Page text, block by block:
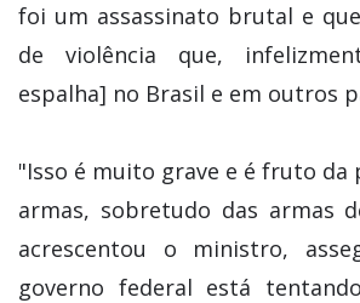
foi um assassinato brutal e
de violência que,
espalha] no Brasil e em outros
"Isso é muito grave e é fruto da
armas, sobretudo das armas
acrescentou o ministro,
governo federal está